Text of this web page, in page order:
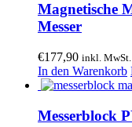
Magnetische
Messer
€177,90 inkl. MwSt.
In den Warenkorb
Messerblock